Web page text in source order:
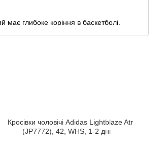
має глибоке коріння в баскетболі.
випуском «SuperStar» Adidas
з Adidas. З того часу і до
свої нічні клуби брендом
– три вибухових розігрувачів.